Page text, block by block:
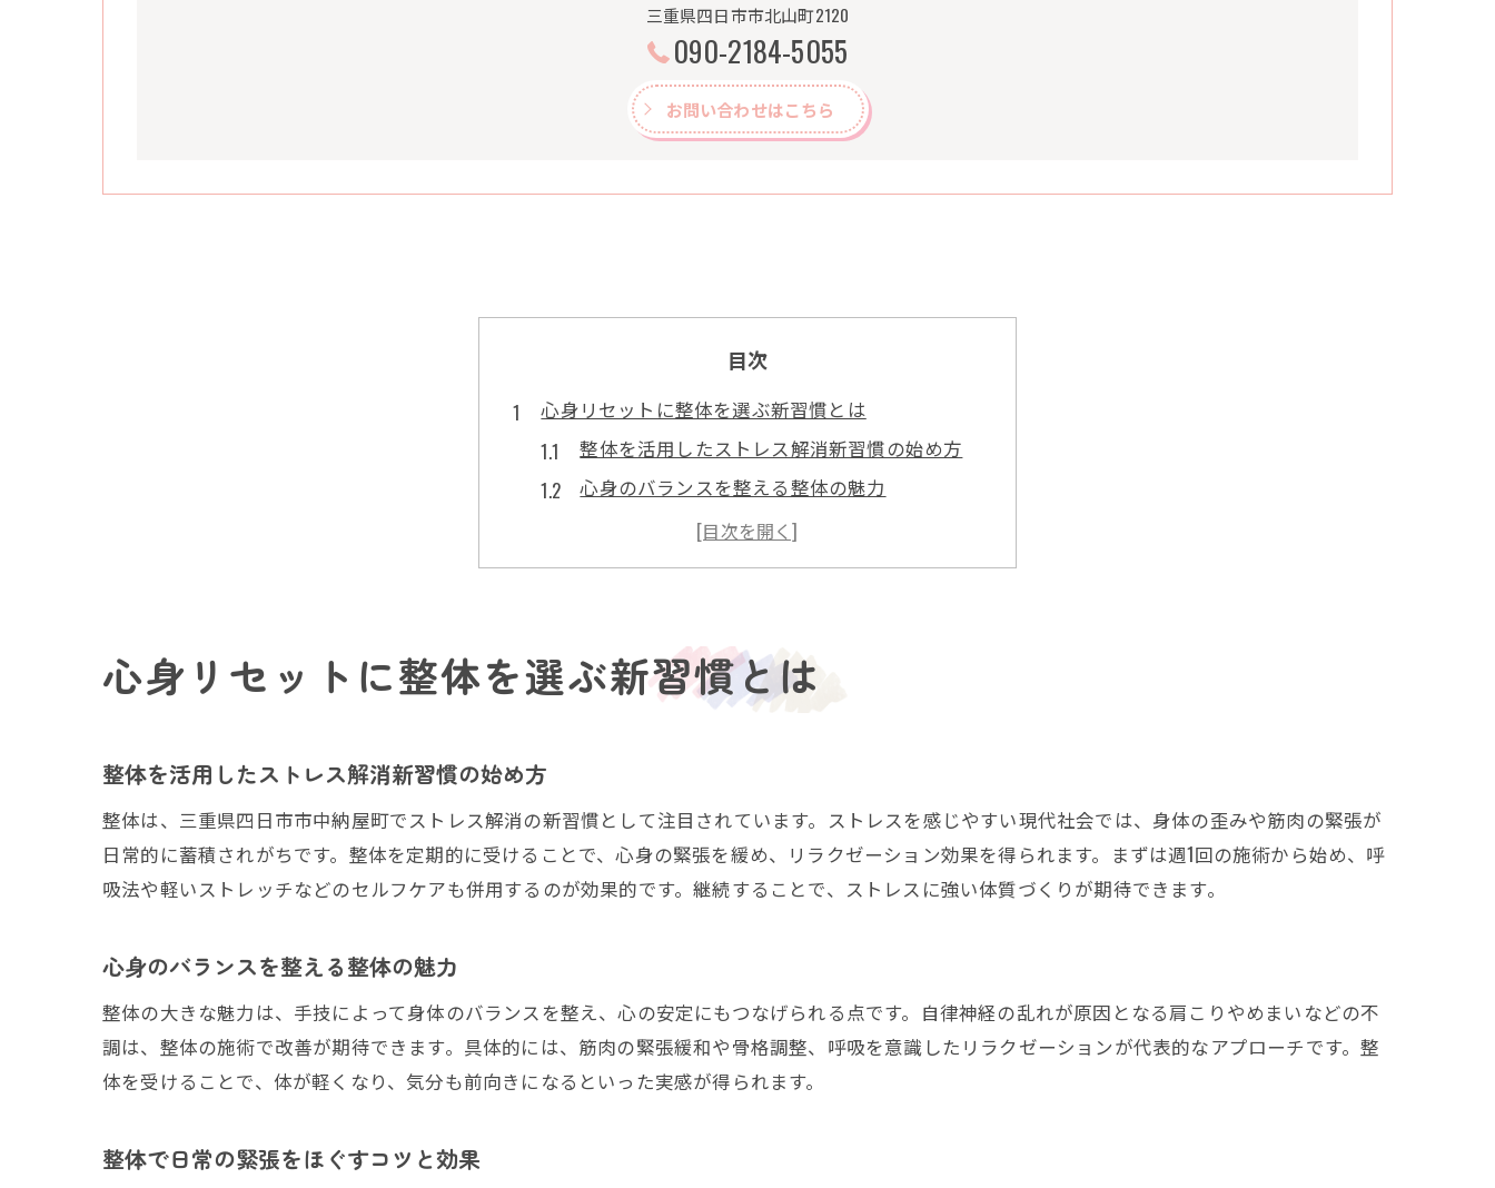
三重県四日市市北山町2120
090-2184-5055
お問い合わせはこちら
目次
心身リセットに整体を選ぶ新習慣とは
整体を活用したストレス解消新習慣の始め方
心身のバランスを整える整体の魅力
整体で日常の緊張をほぐすコツと効果
ストレスが身体に及ぼす影響と整体の役割
ストレス解消に役立つ整体の魅力を解説
整体施術でストレスを根本から軽減する方法
自律神経を整える整体の魅力に迫る
整体施術で自律神経を整える方法も紹介
四日市の整体で体験できる自律神経調整法
整体施術後に実感する心身の変化とは
心身リセットに整体を選ぶ新習慣とは
整体を活用したストレス解消新習慣の始め方
整体は、三重県四日市市中納屋町でストレス解消の新習慣として注目されています。ストレスを感じやすい現代社会では、身体の歪みや筋肉の緊張が
日常的に蓄積されがちです。整体を定期的に受けることで、心身の緊張を緩め、リラクゼーション効果を得られます。まずは週1回の施術から始め、呼
吸法や軽いストレッチなどのセルフケアも併用するのが効果的です。継続することで、ストレスに強い体質づくりが期待できます。
心身のバランスを整える整体の魅力
整体の大きな魅力は、手技によって身体のバランスを整え、心の安定にもつなげられる点です。自律神経の乱れが原因となる肩こりやめまいなどの不
調は、整体の施術で改善が期待できます。具体的には、筋肉の緊張緩和や骨格調整、呼吸を意識したリラクゼーションが代表的なアプローチです。整
体を受けることで、体が軽くなり、気分も前向きになるといった実感が得られます。
整体で日常の緊張をほぐすコツと効果